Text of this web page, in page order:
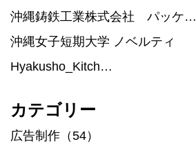
沖縄鋳鉄工業株式会社 パッケ…
沖縄女子短期大学 ノベルティ
Hyakusho_Kitch…
カテゴリー
広告制作（54）